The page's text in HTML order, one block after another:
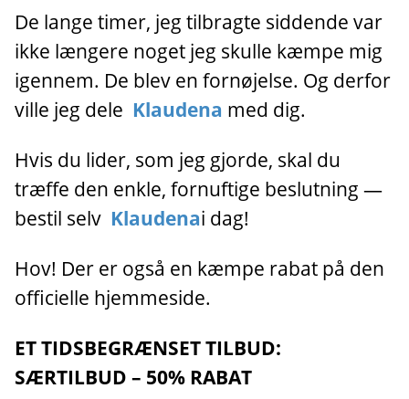
De lange timer, jeg tilbragte siddende var
ikke længere noget jeg skulle kæmpe mig
igennem. De blev en fornøjelse. Og derfor
ville jeg dele Klaudena med dig.
Hvis du lider, som jeg gjorde, skal du
træffe den enkle, fornuftige beslutning —
bestil selv Klaudenai dag!
Hov! Der er også en kæmpe rabat på den
officielle hjemmeside.
ET TIDSBEGRÆNSET TILBUD:
SÆRTILBUD – 50% RABAT